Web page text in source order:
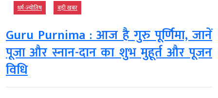
धर्म-ज्‍योतिष बड़ी खबर
Guru Purnima : आज है गुरु पूर्णिमा, जानें
पूजा और स्नान-दान का शुभ मुहूर्त और पूजन
विधि